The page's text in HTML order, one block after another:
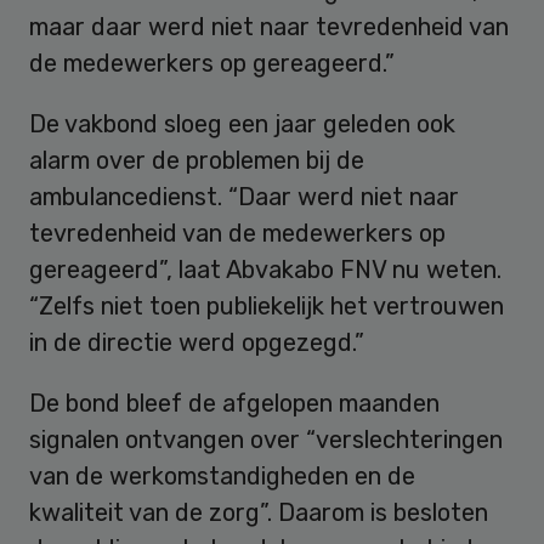
maar daar werd niet naar tevredenheid van
de medewerkers op gereageerd.”
De vakbond sloeg een jaar geleden ook
alarm over de problemen bij de
ambulancedienst. “Daar werd niet naar
tevredenheid van de medewerkers op
gereageerd”, laat Abvakabo FNV nu weten.
“Zelfs niet toen publiekelijk het vertrouwen
in de directie werd opgezegd.”
De bond bleef de afgelopen maanden
signalen ontvangen over “verslechteringen
van de werkomstandigheden en de
kwaliteit van de zorg”. Daarom is besloten